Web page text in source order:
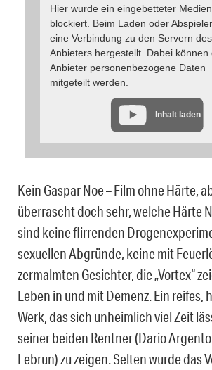
Hier wurde ein eingebetteter
blockiert. Beim Laden oder
eine Verbindung zu den Servern des
Anbieters hergestellt. Dabei können
Anbieter personenbezogene Daten
mitgeteilt werden.
Inhalt laden
Kein Gaspar Noe – Film ohne Härte,
überrascht doch sehr, welche Härte
sind keine flirrenden
sexuellen Abgründe, keine mit
zermalmten Gesichter, die „Vortex“
Leben in und mit Demenz. Ein reifes,
Werk, das sich unheimlich viel Zeit
seiner beiden Rentner (Dario
Lebrun) zu zeigen. Selten wurde das